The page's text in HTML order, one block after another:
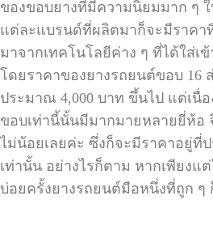
ของขอบยางที่มีความนิยมมาก ๆ
แต่ละแบรนด์ที่ผลิตมาก็จะมีราคา
มาจากเทคโนโลยีค่าง ๆ ที่ได้ใส่เ
โดยราคาของยางรถยนต์ขอบ 16
ประมาณ 4,000 บาท ขึ้นไป แต่เนื่
ขอบเท่านี้นั้นมีมากมายหลายยี่ห้อ
ไม่น้อยเลยค่ะ ซึ่งก็จะมีราคาอยู่ที่
เท่านั้น อย่างไรก็ตาม หากเพียงแ
บ่อยครั้งยางรถยนต์มือหนึ่งที่ถูก ๆ